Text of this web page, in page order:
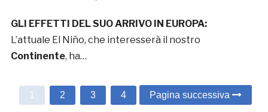
GLI EFFETTI DEL SUO ARRIVO IN EUROPA:
L’attuale El Niño, che interesserà il nostro
Continente, ha…
1 2 3 4 Pagina successiva